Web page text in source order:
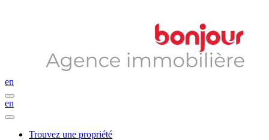
en
en
Trouvez une propriété